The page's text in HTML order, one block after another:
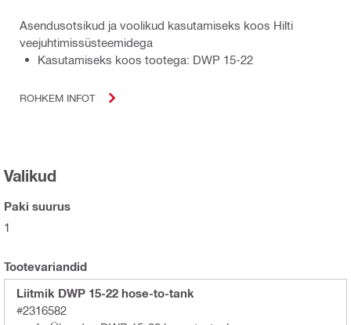
Asendusotsikud ja voolikud kasutamiseks koos Hilti
veejuhtimissüsteemidega
Kasutamiseks koos tootega: DWP 15-22
ROHKEM INFOT
Valikud
Paki suurus
1
Tootevariandid
Liitmik DWP 15-22 hose-to-tank
#2316582